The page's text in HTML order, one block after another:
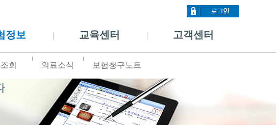
정보
회 의료소식 보험청구노트
교육센터 고객센터